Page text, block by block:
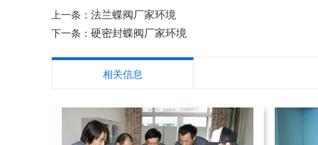
上一条： 法兰蝶阀厂家环境
下一条： 硬密封蝶阀厂家环境
相关信息